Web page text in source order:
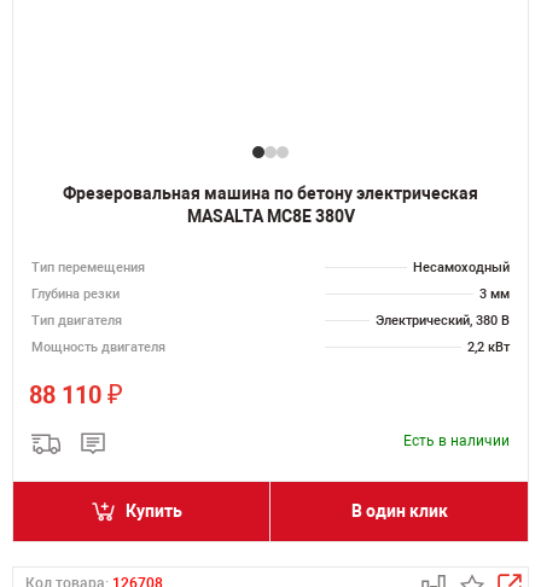
Фрезеровальная машина по бетону электрическая
MASALTA MC8E 380V
Тип перемещения
Несамоходный
Глубина резки
3 мм
Тип двигателя
Электрический, 380 В
Мощность двигателя
2,2 кВт
88 110 ₽
Есть в наличии
Купить В один клик
Код товара: 126708